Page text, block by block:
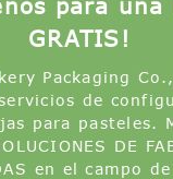
en el campo
en 2013 en
SUSCRIBIR